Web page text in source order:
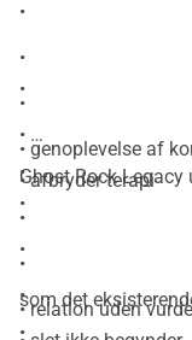
•
•
•
• genoplevelse af
•
•
•
• relation uden
•
•
•
• afbryder terapi
•
•
•
Ghost Rock
som det